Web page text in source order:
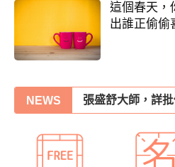
這個春天，
出誰正偷偷
NEWS
我們緣分已盡了嗎
他的戀愛意圖全
你們前世是哪種